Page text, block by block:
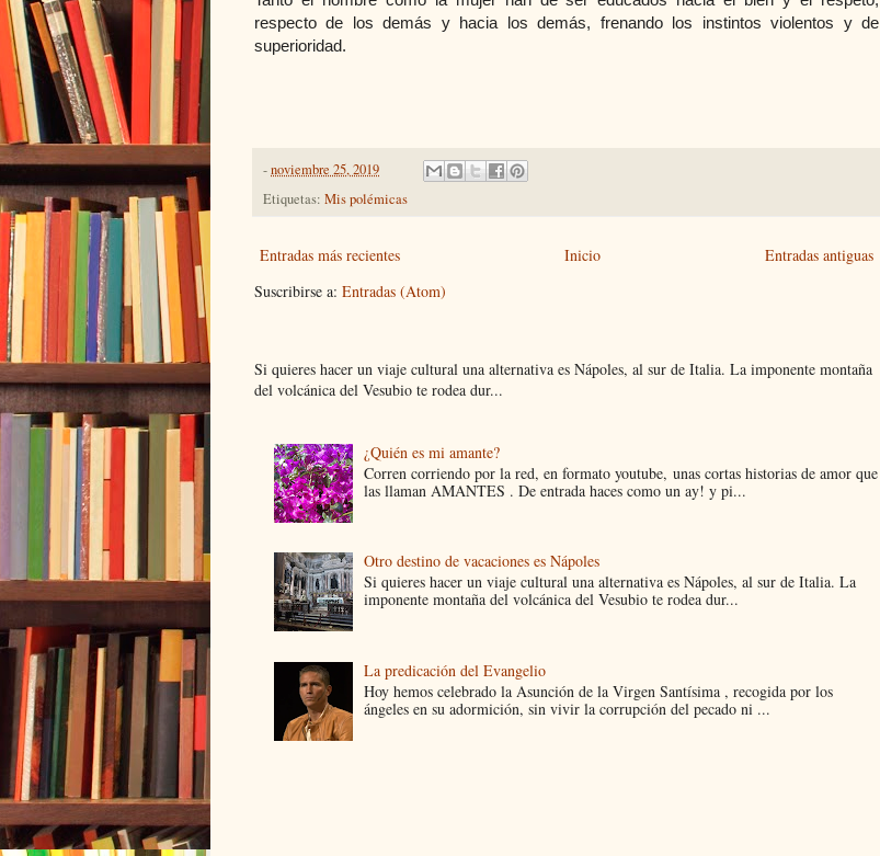
respecto de los demás y hacia los demás, frenando los instintos violentos y de
superioridad.
-noviembre 25, 2019
Etiquetas: Mis polémicas
Entradas más recientes Entradas antiguas
Inicio
Suscribirse a: Entradas (Atom)
Si quieres hacer un viaje cultural una alternativa es Nápoles, al sur de Italia. La imponente montaña
del volcánica del Vesubio te rodea dur...
¿Quién es mi amante?
Corren corriendo por la red, en formato youtube, unas cortas historias de amor que
las llaman AMANTES . De entrada haces como un ay! y pi...
Otro destino de vacaciones es Nápoles
Si quieres hacer un viaje cultural una alternativa es Nápoles, al sur de Italia. La
imponente montaña del volcánica del Vesubio te rodea dur...
La predicación del Evangelio
Hoy hemos celebrado la Asunción de la Virgen Santísima , recogida por los
ángeles en su adormición, sin vivir la corrupción del pecado ni ...